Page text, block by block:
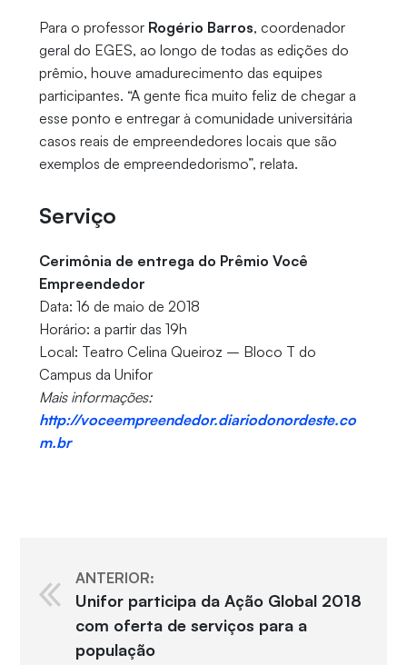
Para o professor Rogério Barros, coordenador
geral do EGES, ao longo de todas as edições do
prêmio, houve amadurecimento das equipes
participantes. “A gente fica muito feliz de chegar a
esse ponto e entregar à comunidade universitária
casos reais de empreendedores locais que são
exemplos de empreendedorismo”, relata.
Serviço
Cerimônia de entrega do Prêmio Você
Empreendedor
Data: 16 de maio de 2018
Horário: a partir das 19h
Local: Teatro Celina Queiroz – Bloco T do
Campus da Unifor
Mais informações:
http://voceempreendedor.diariodonordeste.co
m.br
ANTERIOR:
Unifor participa da Ação Global 2018
com oferta de serviços para a
população